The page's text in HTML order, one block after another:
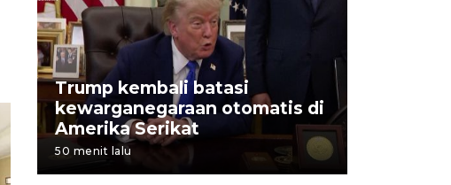
Trump kembali batasi
kewarganegaraan otomatis di
Amerika Serikat
50 menit lalu